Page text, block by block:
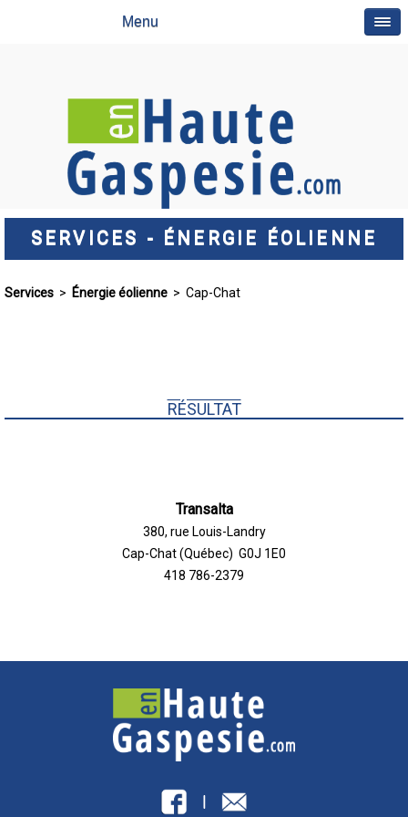
Menu
SERVICES - ÉNERGIE ÉOLIENNE
Services > Énergie éolienne > Cap-Chat
RÉSULTAT
Transalta
380, rue Louis-Landry
Cap-Chat (Québec) G0J 1E0
418 786-2379
|